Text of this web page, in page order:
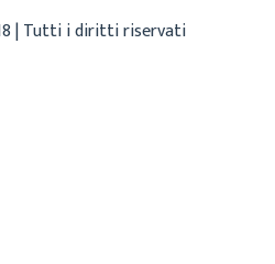
| Tutti i diritti riservati